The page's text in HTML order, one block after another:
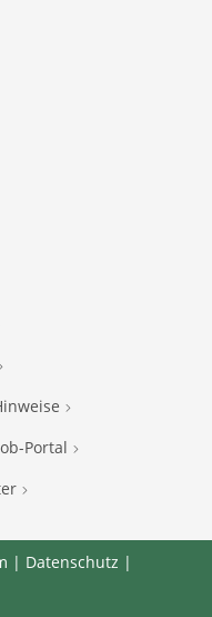
Portal
| Datenschutz |